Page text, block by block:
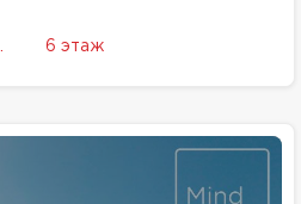
6 этаж